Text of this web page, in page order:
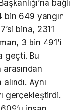
bağlı
bin 649 yangın
bina, 231’i
3 bin 491’i
geçti. Bu
Aynı
gerçekleştirdi.